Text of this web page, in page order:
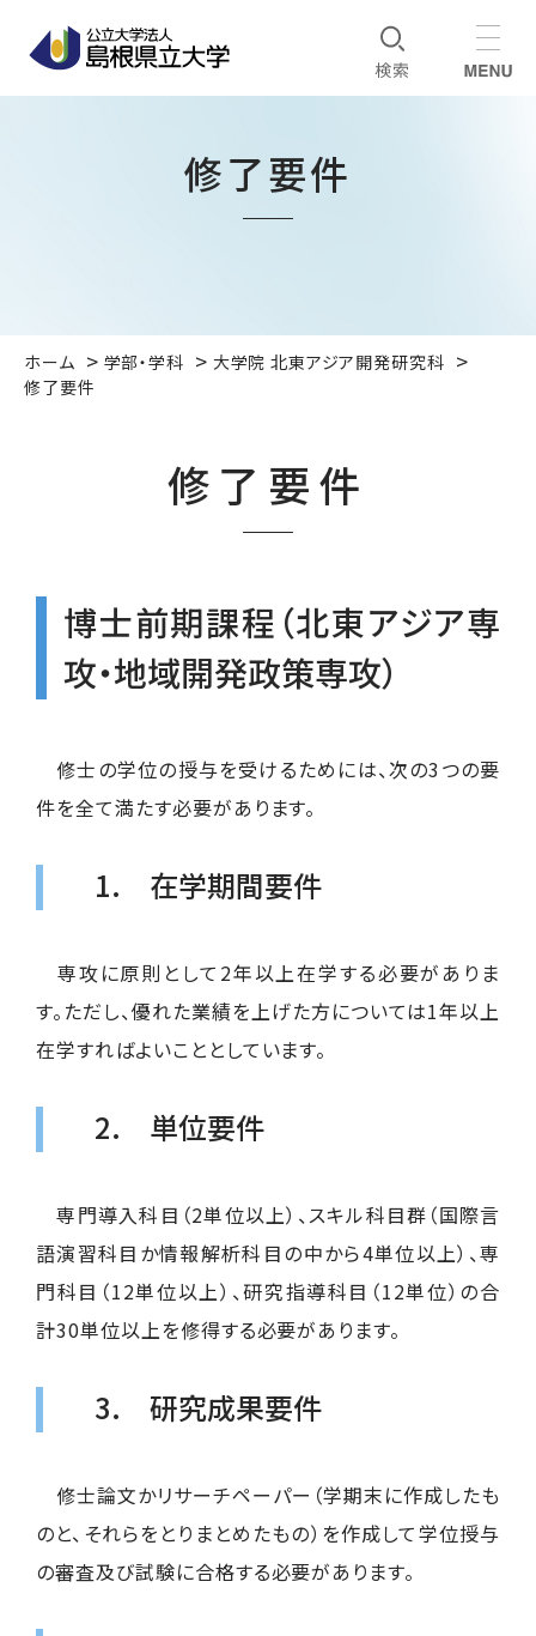
修了要件
ホーム 学部・学科
大学院 北東アジア開発研究科
修了要件
修了要件
博士前期課程（北東アジア専
攻・地域開発政策専攻）
修士の学位の授与を受けるためには、次の3つの要
件を全て満たす必要があります。
1. 在学期間要件
専攻に原則として2年以上在学する必要がありま
す。ただし、優れた業績を上げた方については1年以上
在学すればよいこととしています。
2. 単位要件
専門導入科目（2単位以上）、スキル科目群（国際言
語演習科目か情報解析科目の中から4単位以上）、専
門科目（12単位以上）、研究指導科目（12単位）の合
計30単位以上を修得する必要があります。
3. 研究成果要件
修士論文かリサーチペーパー（学期末に作成したも
のと、それらをとりまとめたもの）を作成して学位授与
の審査及び試験に合格する必要があります。